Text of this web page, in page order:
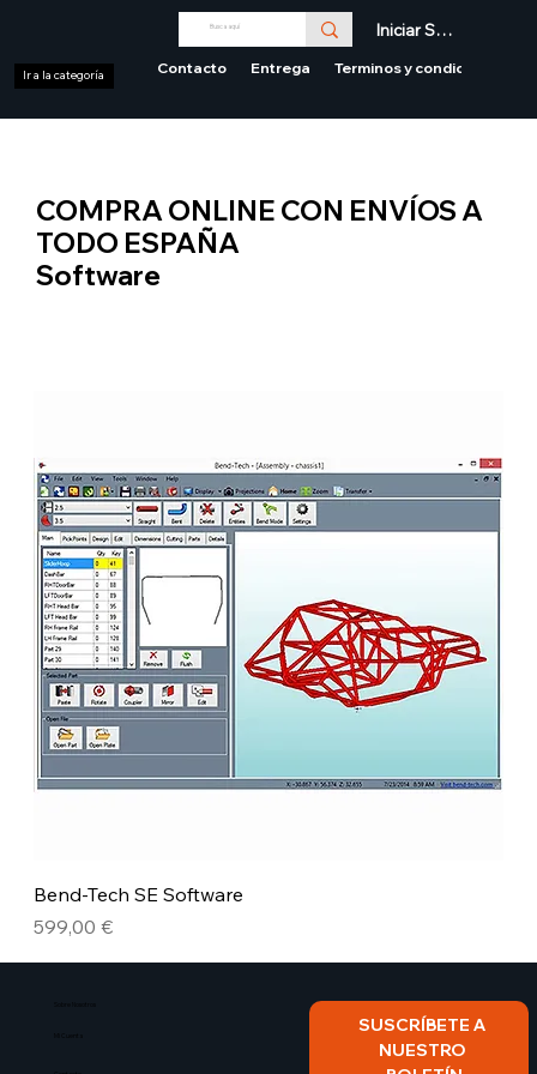
Iniciar Sesión
Contacto Entrega Terminos y condiciones
Ir a la categoría
COMPRA ONLINE CON ENVÍOS A
TODO ESPAÑA
Software
Bend-Tech SE Software
Precio
599,00 €
Mi Cuenta
SUSCRÍBETE A
NUESTRO